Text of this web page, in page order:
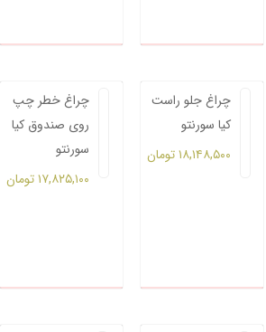
چراغ جلو راست
کیا سورنتو
۱۸,۱۴۸,۵۰۰تومان
چراغ خطر چپ
روی صندوق کیا
سورنتو
۱۷,۸۲۵,۱۰۰تومان